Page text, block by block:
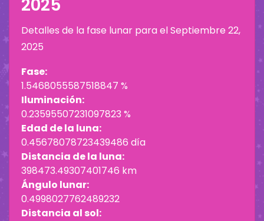
2025
Detalles de la fase lunar para elSeptiembre 22,
2025
Fase:
1.5468055587518847 %
Iluminación:
0.23595507231097823 %
Edad de la luna:
0.45678078723439486 día
Distancia de la luna:
398473.49307401746 km
Ángulo lunar:
0.4998027762489232
Distancia al sol: